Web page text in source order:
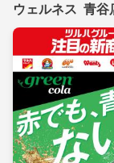
ウェルネス 青谷